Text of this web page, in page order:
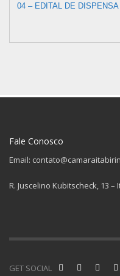
04 – EDITAL DE
Fale Conosco
Email:
R. Juscelino Kubitscheck, 13 –
GET SOCIAL